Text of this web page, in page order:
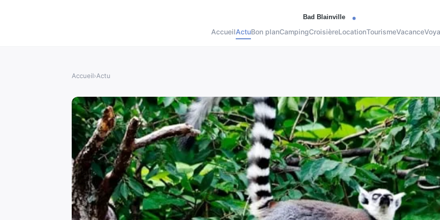
AccueilActuBon planCampingCroisièreLocationTourismeVacance
Accueil›Actu